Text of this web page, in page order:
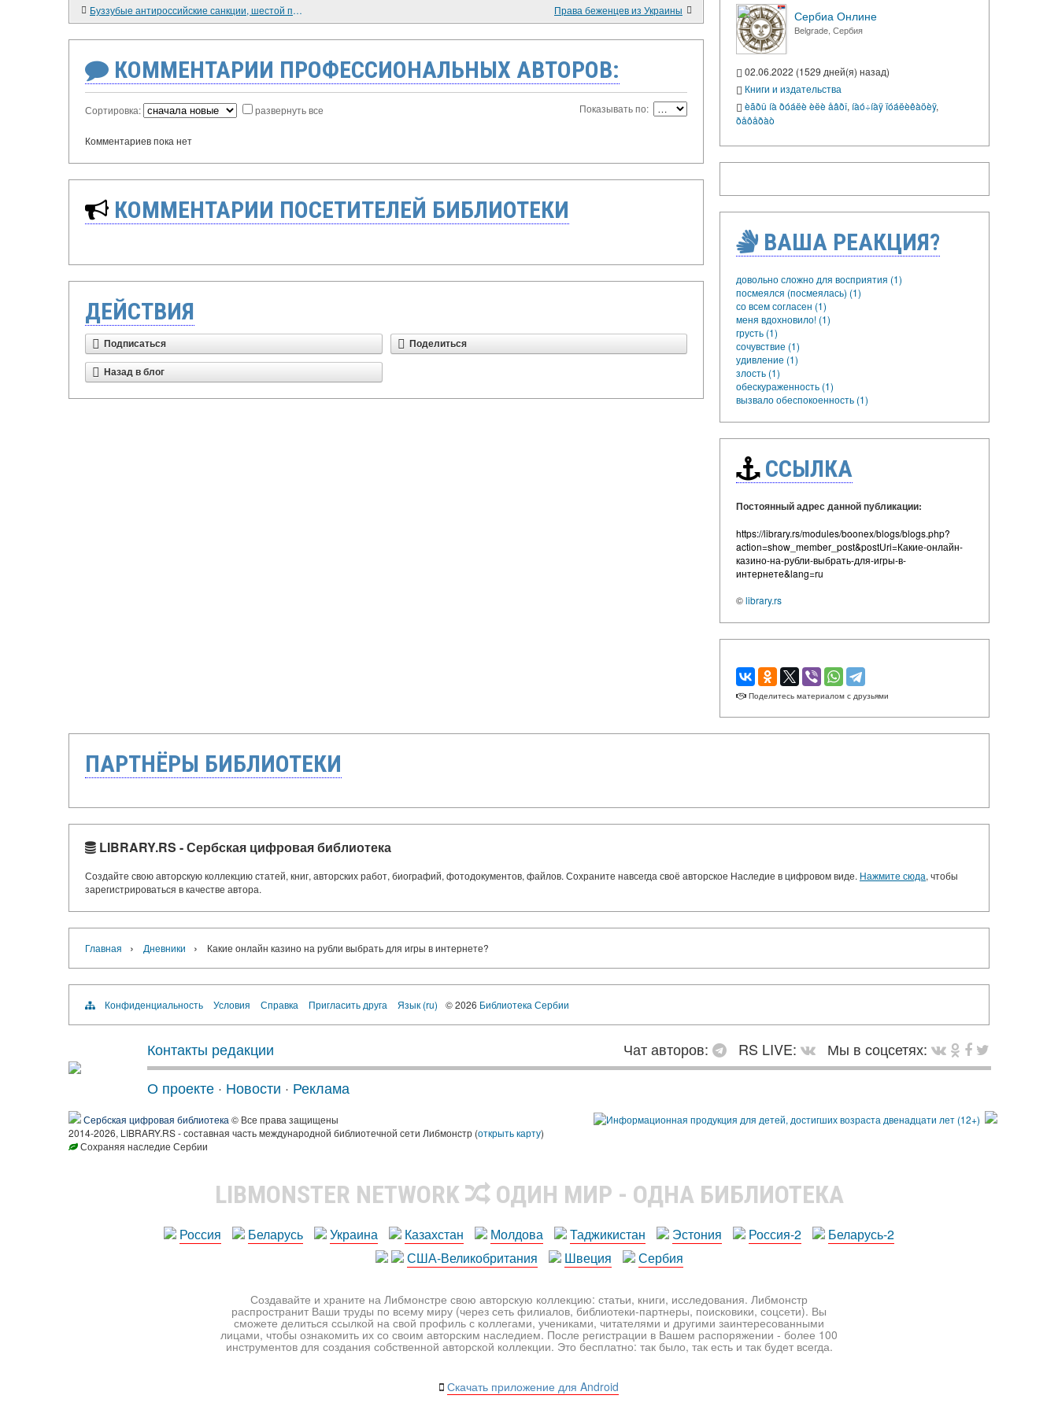
Буззубые антироссийские санкции, шестой пакетик Права беженцев из Украины
КОММЕНТАРИИ ПРОФЕССИОНАЛЬНЫХ АВТОРОВ:
Сортировка: развернуть все Показывать по:
Комментариев пока нет
КОММЕНТАРИИ ПОСЕТИТЕЛЕЙ БИБЛИОТЕКИ
ДЕЙСТВИЯ
Подписаться Поделиться
Назад в блог
Сербиа Онлине
Belgrade, Сербия
02.06.2022 (1529 дней(я) назад)
Книги и издательства
èãðû íà ðóáëè èëè åâðî, íàó÷íàÿ ïóáëèêàöèÿ,
ðåôåðàò
ВАША РЕАКЦИЯ?
довольно сложно для восприятия (1)
посмеялся (посмеялась) (1)
со всем согласен (1)
меня вдохновило! (1)
грусть (1)
сочувствие (1)
удивление (1)
злость (1)
обескураженность (1)
вызвало обеспокоенность (1)
ССЫЛКА
Постоянный адрес данной публикации:
https://library.rs/modules/boonex/blogs/blogs.php?
action=show_member_post&postUri=Какие-онлайн-
казино-на-рубли-выбрать-для-игры-в-
интернете&lang=ru
©library.rs
Поделитесь материалом с друзьями
ПАРТНЁРЫ БИБЛИОТЕКИ
LIBRARY.RS - Сербская цифровая библиотека
Создайте свою авторскую коллекцию статей, книг, авторских работ, биографий, фотодокументов, файлов. Сохраните навсегда своё авторское Наследие в цифровом виде. Нажмите сюда, чтобы
зарегистрироваться в качестве автора.
Главная › Дневники › Какие онлайн казино на рубли выбрать для игры в интернете?
Конфиденциальность Условия Справка Пригласить друга Язык (ru) © 2026 Библиотека Сербии
Контакты редакции Чат авторов: RS LIVE:
Мы в соцсетях:
О проекте · Новости · Реклама
Сербская цифровая библиотека © Все права защищены
2014-2026, LIBRARY.RS - составная часть международной библиотечной сети Либмонстр (открыть карту)
Сохраняя наследие Сербии
LIBMONSTER NETWORK ОДИН МИР - ОДНА БИБЛИОТЕКА
Россия Беларусь Украина Казахстан Молдова Таджикистан Эстония Россия-2
Беларусь-2
США-Великобритания
Швеция Сербия
Создавайте и храните на Либмонстре свою авторскую коллекцию: статьи, книги, исследования. Либмонстр
распространит Ваши труды по всему миру (через сеть филиалов, библиотеки-партнеры, поисковики, соцсети). Вы
сможете делиться ссылкой на свой профиль с коллегами, учениками, читателями и другими заинтересованными
лицами, чтобы ознакомить их со своим авторским наследием. После регистрации в Вашем распоряжении - более 100
инструментов для создания собственной авторской коллекции. Это бесплатно: так было, так есть и так будет всегда.
Скачать приложение для Android